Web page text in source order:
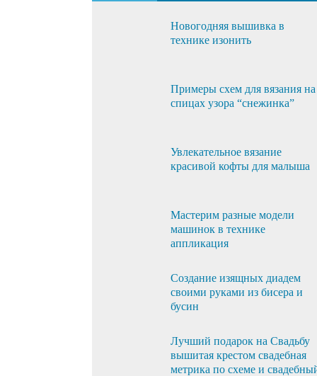
Новогодняя вышивка в
технике изонить
Примеры схем для вязания на
спицах узора “снежинка”
Увлекательное вязание
красивой кофты для малыша
Мастерим разные модели
машинок в технике
аппликация
Создание изящных диадем
своими руками из бисера и
бусин
Лучший подарок на Свадьбу
вышитая крестом свадебная
метрика по схеме и